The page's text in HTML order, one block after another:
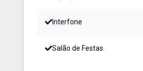
Interfone
Salão de Festas